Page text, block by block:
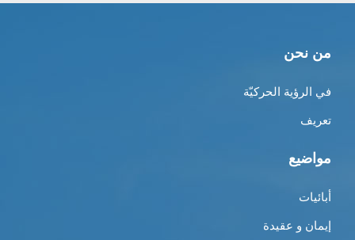
من نحن
في الرؤية الحركيّة
تعريف
مواضيع
أبائيات
إيمان و عقيدة